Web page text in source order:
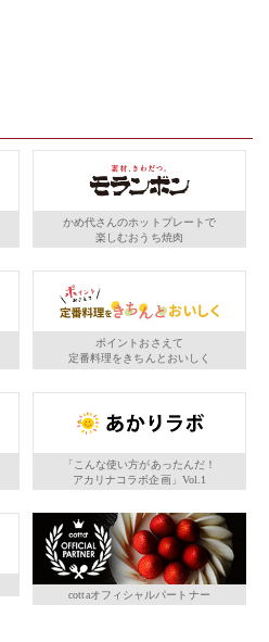
かめ代さんのホットプレートで
楽しむおうち焼肉
ポイントおさえて
定番料理をきちんとおいしく
「こんな使い方があったんだ！
アカリナコラボ企画」Vol.1
cottaオフィシャルパートナー